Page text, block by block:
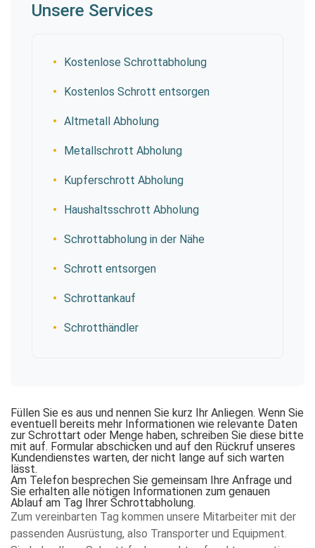
Unsere Services
Kostenlose Schrottabholung
Kostenlos Schrott entsorgen
Altmetall Abholung
Metallschrott Abholung
Kupferschrott Abholung
Haushaltsschrott Abholung
Schrottabholung in der Nähe
Schrott entsorgen
Schrottankauf
Schrotthändler
Füllen Sie es aus und nennen Sie kurz Ihr Anliegen. Wenn Sie
eventuell bereits mehr Informationen wie relevante Daten
zur Schrottart oder Menge haben, schreiben Sie diese bitte
mit auf. Formular abschicken und auf den Rückruf unseres
Kundendienstes warten, der nicht lange auf sich warten
lässt.
Am Telefon besprechen Sie gemeinsam Ihre Anfrage und
Sie erhalten alle nötigen Informationen zum genauen
Ablauf am Tag Ihrer Schrottabholung.
Zum vereinbarten Tag kommen unsere Mitarbeiter mit der
passenden Ausrüstung, also Transporter und Equipment.